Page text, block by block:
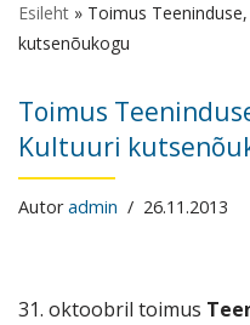
Esileht » Toimus
kutsenõukogu
Toimus
Kultuuri
Autoradmin 26.11.2013
31. oktoobril toimus T